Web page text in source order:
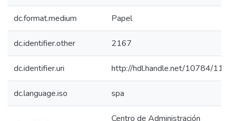
dc.format.medium Papel
dc.identifier.other 2167
dc.identifier.uri http://hdl.handle.net/10784/
dc.language.iso spa
Centro de Administración